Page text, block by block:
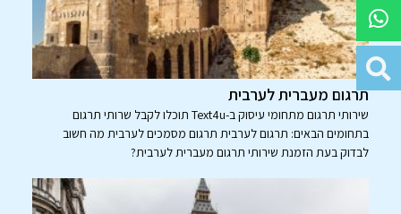
תרגום מעברית לערבית
שירותי תרגום מתחומי עיסוק ב-Text4u תוכלו לקבל שרותי תרגום
בתחומים הבאים: תרגום לערבית תרגום מסמכים לערבית מה חשוב
לבדוק בעת הזמנת שירותי תרגום מעברית לערבית?